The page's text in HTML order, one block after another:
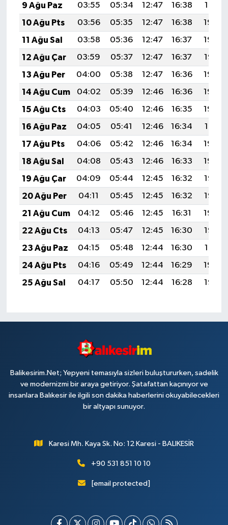
9 Ağu Paz
03:55 05:34 12:47 16:38
19:51
10 Ağu Pts
03:56 05:35 12:47 16:38
19:49
11 Ağu Sal
03:58 05:36 12:47 16:37
19:48
12 Ağu Çar
03:59 05:37 12:47 16:37
19:47
13 Ağu Per
04:00 05:38 12:47 16:36
19:46
14 Ağu Cum
04:02 05:39 12:46 16:36
19:44
15 Ağu Cts
04:03 05:40 12:46 16:35
19:43
16 Ağu Paz
04:05 05:41 12:46 16:34
19:41
17 Ağu Pts
04:06 05:42 12:46 16:34
19:40
18 Ağu Sal
04:08 05:43 12:46 16:33
19:39
19 Ağu Çar
04:09 05:44 12:45 16:32
19:37
20 Ağu Per
04:11 05:45 12:45 16:32
19:36
21 Ağu Cum
04:12 05:46 12:45 16:31
19:34
22 Ağu Cts
04:13 05:47 12:45 16:30
19:33
23 Ağu Paz
04:15 05:48 12:44 16:30
19:31
24 Ağu Pts
04:16 05:49 12:44 16:29
19:30
25 Ağu Sal
04:17 05:50 12:44 16:28 19:28
Balikesirim.Net; Yepyeni temasıyla sizleri buluştururken, sadelik
ve modernizmi bir araya getiriyor. Şatafattan kaçınıyor ve
insanlara Balıkesir ile ilgili son dakika haberlerini okuyabilecekleri
bir altyapı sunuyor.
Karesi Mh. Kaya Sk. No: 12 Karesi - BALIKESİR
+90 531 851 10 10
[email protected]